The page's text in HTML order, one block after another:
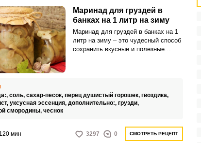
Маринад для груздей в
банках на 1 литр на зиму
Маринад для груздей в банках на 1
литр на зиму – это чудесный способ
сохранить вкусные и полезные
соль, сахар-песок, перец душистый горошек, гвоздика,
уксусная эссенция, дополнительно:, грузди,
смородины, чеснок
120 мин 3297 0 СМОТРЕТЬ РЕЦЕПТ